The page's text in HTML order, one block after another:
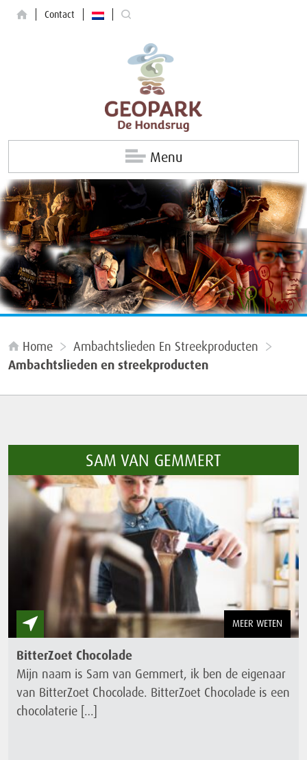
Contact
Menu
Home
Ambachtslieden En Streekproducten
Ambachtslieden en streekproducten
SAM VAN GEMMERT
MEER WETEN
BitterZoet Chocolade
Mijn naam is Sam van Gemmert, ik ben de eigenaar
van BitterZoet Chocolade. BitterZoet Chocolade is een
chocolaterie […]